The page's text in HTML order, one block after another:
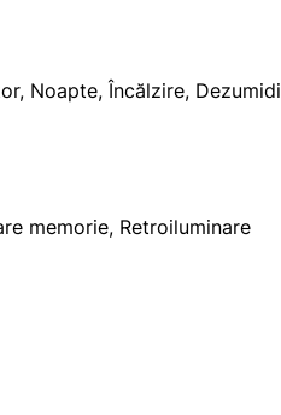
Noapte, Încălzire,
memorie, Retroiluminare